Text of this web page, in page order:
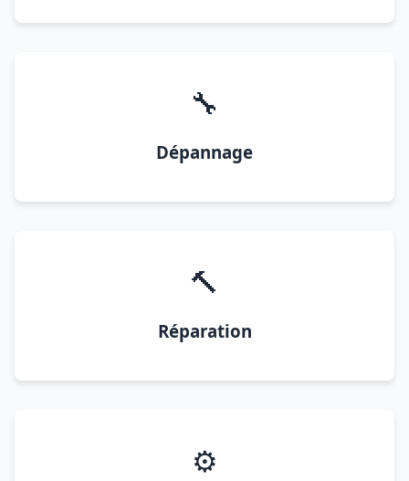
🔧
Dépannage
🔨
Réparation
⚙️